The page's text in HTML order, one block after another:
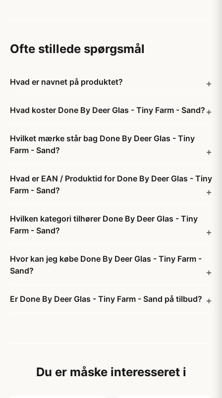
Ofte stillede spørgsmål
Hvad er navnet på produktet?
Hvad koster Done By Deer Glas - Tiny Farm - Sand?
Hvilket mærke står bag Done By Deer Glas - Tiny
Farm - Sand?
Hvad er EAN / Produktid for Done By Deer Glas - Tiny
Farm - Sand?
Hvilken kategori tilhører Done By Deer Glas - Tiny
Farm - Sand?
Hvor kan jeg købe Done By Deer Glas - Tiny Farm -
Sand?
Er Done By Deer Glas - Tiny Farm - Sand på tilbud?
Du er måske interesseret i